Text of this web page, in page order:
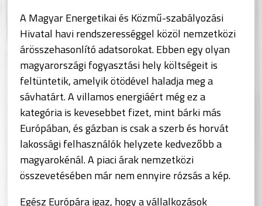
A Magyar Energetikai és Közmű-szabályozási
Hivatal havi rendszerességgel közöl nemzetközi
árösszehasonlító adatsorokat. Ebben egy olyan
magyarországi fogyasztási hely költségeit is
feltüntetik, amelyik ötödével haladja meg a
sávhatárt. A villamos energiáért még ez a
kategória is kevesebbet fizet, mint bárki más
Európában, és gázban is csak a szerb és horvát
lakossági felhasználók helyzete kedvezőbb a
magyarokénál. A piaci árak nemzetközi
összevetésében már nem ennyire rózsás a kép.
Egész Európára igaz, hogy a vállalkozások